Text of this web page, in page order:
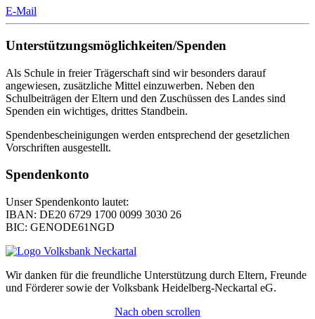
E-Mail
Unterstützungsmöglichkeiten/Spenden
Als Schule in freier Trägerschaft sind wir besonders darauf
angewiesen, zusätzliche Mittel einzuwerben. Neben den
Schulbeiträgen der Eltern und den Zuschüssen des Landes sind
Spenden ein wichtiges, drittes Standbein.
Spendenbescheinigungen werden entsprechend der gesetzlichen
Vorschriften ausgestellt.
Spendenkonto
Unser Spendenkonto lautet:
IBAN: DE20 6729 1700 0099 3030 26
BIC: GENODE61NGD
Wir danken für die freundliche Unterstützung durch Eltern, Freunde
und Förderer sowie der Volksbank Heidelberg-Neckartal eG.
Nach oben scrollen